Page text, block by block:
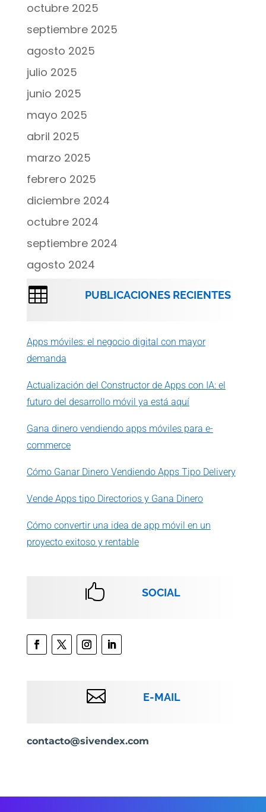
octubre 2025
septiembre 2025
agosto 2025
julio 2025
junio 2025
mayo 2025
abril 2025
marzo 2025
febrero 2025
diciembre 2024
octubre 2024
septiembre 2024
agosto 2024
 PUBLICACIONES RECIENTES
Apps móviles: el negocio digital con mayor
demanda
Actualización del Constructor de Apps con IA: el
futuro del desarrollo móvil ya está aquí
Gana dinero vendiendo apps móviles para e-
commerce
Cómo Ganar Dinero Vendiendo Apps Tipo Delivery
Vende Apps tipo Directorios y Gana Dinero
Cómo convertir una idea de app móvil en un
proyecto exitoso y rentable
 SOCIAL
 E-MAIL
contacto@sivendex.com